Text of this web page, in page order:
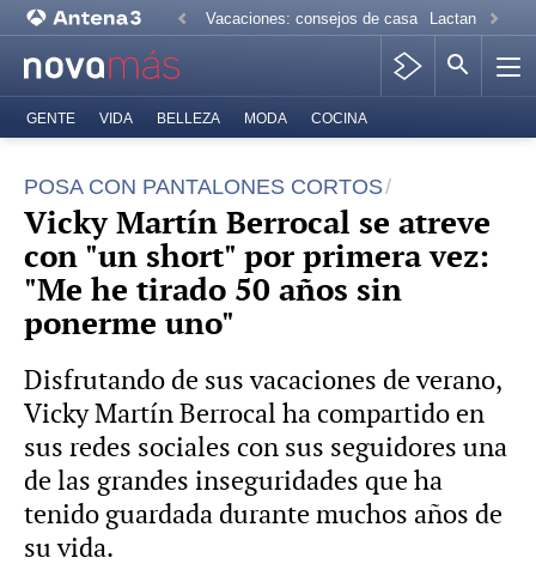
Vacaciones: consejos de casa Lactancia
GENTE VIDA BELLEZA MODA COCINA
POSA CON PANTALONES CORTOS
Vicky Martín Berrocal se atreve
con "un short" por primera vez:
"Me he tirado 50 años sin
ponerme uno"
Disfrutando de sus vacaciones de verano,
Vicky Martín Berrocal ha compartido en
sus redes sociales con sus seguidores una
de las grandes inseguridades que ha
tenido guardada durante muchos años de
su vida.